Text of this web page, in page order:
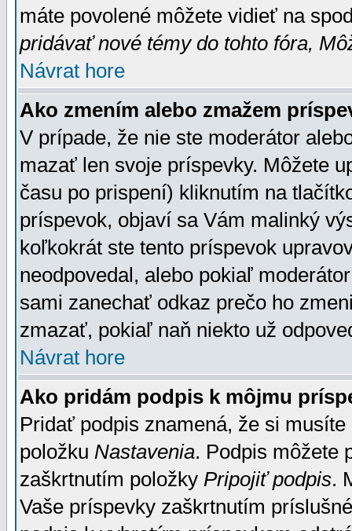
máte povolené môžete vidieť na
pridávať nové témy do tohto fóra,
Návrat hore
Ako zmením alebo zmažem
V prípade, že nie ste moderátor
mazať len svoje príspevky. Môžete
času po prispení) kliknutím na
príspevok, objaví sa Vám malinký
koľkokrát ste tento príspevok
neodpovedal, alebo pokiaľ
sami zanechať odkaz prečo ho
zmazať, pokiaľ naň niekto už
Návrat hore
Ako pridám podpis k môjmu
Pridať podpis znamená, že si
položku Nastavenia. Podpis môžete
zaškrtnutím položky Pripojiť podpis.
Vaše príspevky zaškrtnutím